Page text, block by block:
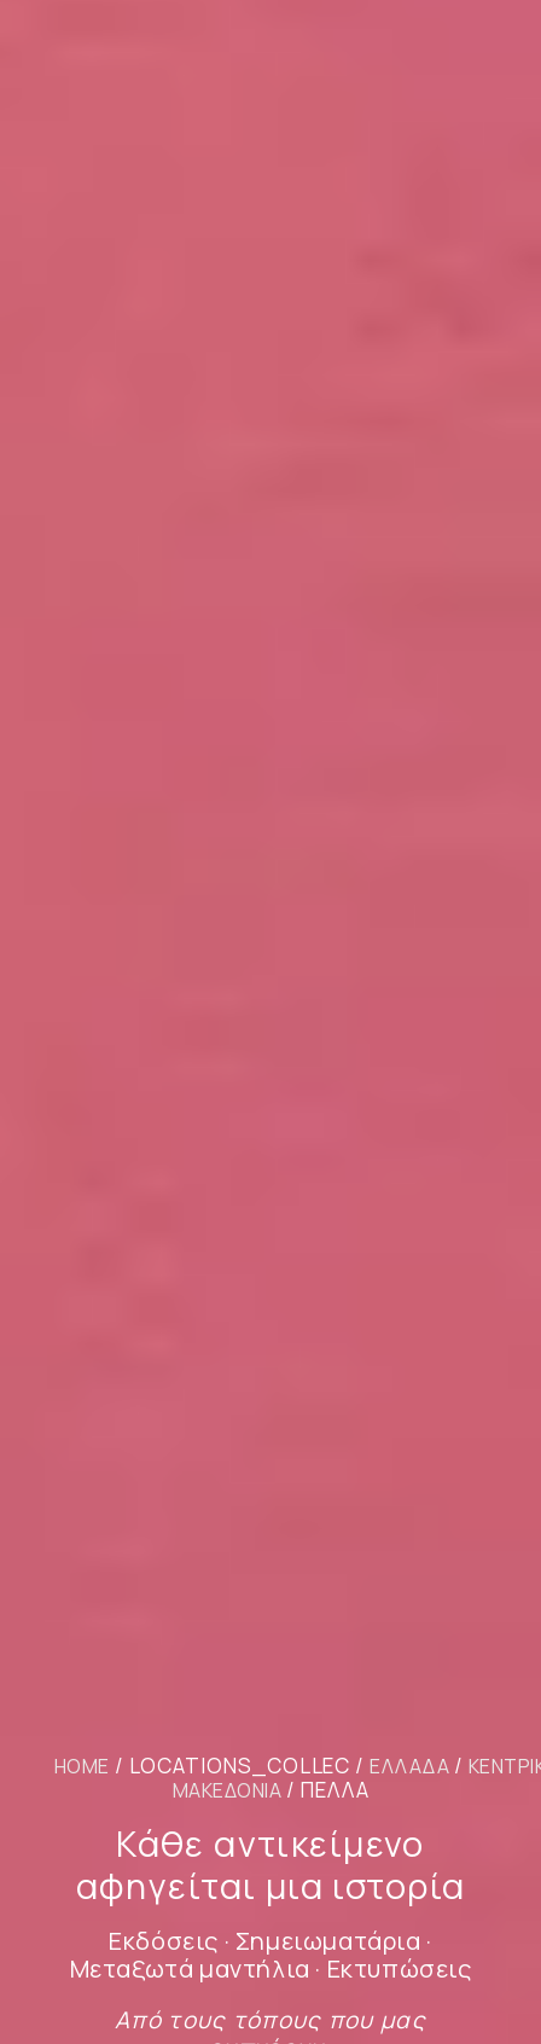
HOME / LOCATIONS_COLLEC /ΕΛΛΆΔΑ /
ΜΑΚΕΔΟΝΊΑ / ΠΈΛΛΑ
Κάθε αντικείμενο
αφηγείται μια ιστορία
Εκδόσεις · Σημειωματάρια ·
Μεταξωτά μαντήλια · Εκτυπώσεις
Από τους τόπους που μας